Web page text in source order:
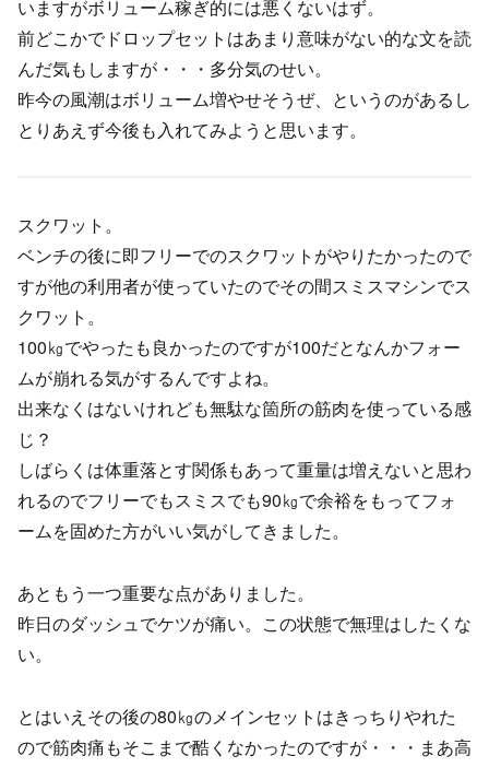
いますがボリューム稼ぎ的には悪くないはず。
前どこかでドロップセットはあまり意味がない的な文を読
んだ気もしますが・・・多分気のせい。
昨今の風潮はボリューム増やせそうぜ、というのがあるし
とりあえず今後も入れてみようと思います。
スクワット。
ベンチの後に即フリーでのスクワットがやりたかったので
すが他の利用者が使っていたのでその間スミスマシンでス
クワット。
100㎏でやったも良かったのですが100だとなんかフォー
ムが崩れる気がするんですよね。
出来なくはないけれども無駄な箇所の筋肉を使っている感
じ？
しばらくは体重落とす関係もあって重量は増えないと思わ
れるのでフリーでもスミスでも90㎏で余裕をもってフォ
ームを固めた方がいい気がしてきました。
あともう一つ重要な点がありました。
昨日のダッシュでケツが痛い。この状態で無理はしたくな
い。
とはいえその後の80㎏のメインセットはきっちりやれた
ので筋肉痛もそこまで酷くなかったのですが・・・まあ高